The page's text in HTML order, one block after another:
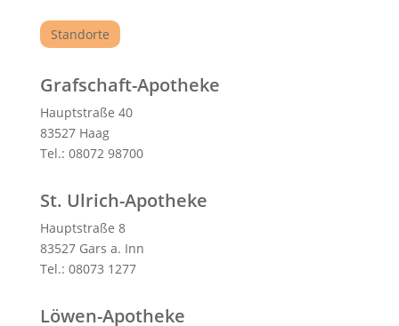
Standorte
Grafschaft-Apotheke
Hauptstraße 40
83527 Haag
Tel.: 08072 98700
St. Ulrich-Apotheke
Hauptstraße 8
83527 Gars a. Inn
Tel.: 08073 1277
Löwen-Apotheke